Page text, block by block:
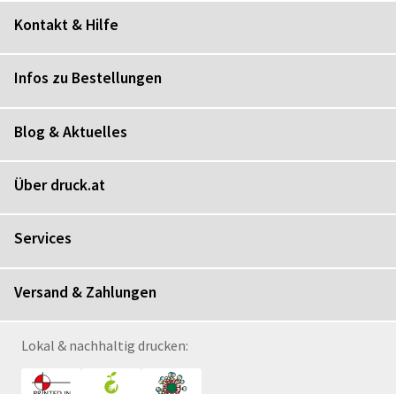
Kontakt & Hilfe
Infos zu Bestellungen
Blog & Aktuelles
Über druck.at
Services
Versand & Zahlungen
Lokal & nachhaltig drucken: